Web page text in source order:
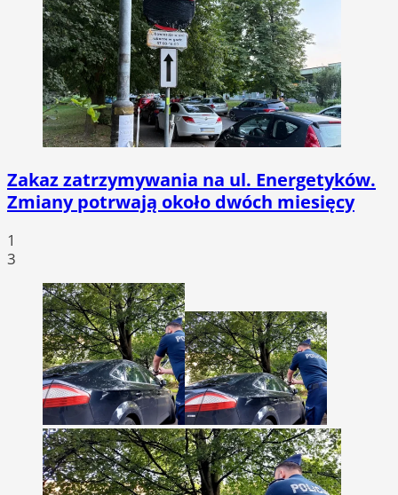
Zakaz zatrzymywania na ul. Energetyków.
Zmiany potrwają około dwóch miesięcy
1
3